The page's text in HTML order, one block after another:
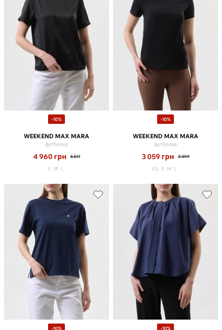
-10%
WEEKEND MAX MARA
футболка
4 960 грн 5 511
S M L
-10%
WEEKEND MAX MARA
футболка
3 059 грн 3 399
XS S M L
-10% -10%